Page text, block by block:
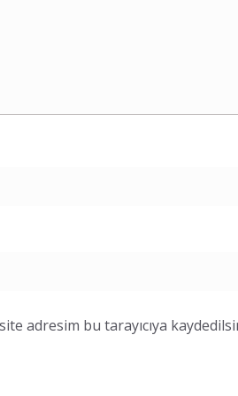
adresim bu tarayıcıya